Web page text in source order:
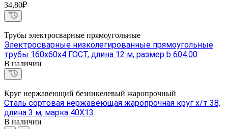
34,80₽
Трубы электросварные прямоугольные
Электросварные низколегированные прямоугольные
трубы 160х60х4 ГОСТ, длина 12 м, размер b 604.00
В наличии
Круг нержавеющий безникелевый жаропрочный
Сталь сортовая нержавеющая жаропрочная круг х/т 38,
длина 3 м, марка 40Х13
В наличии